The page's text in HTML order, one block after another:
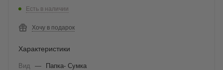
Есть в наличии
Хочу в подарок
Характеристики
Вид —
Папка- Сумка